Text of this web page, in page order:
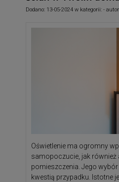
Dodano: 13-05-2024 w kategorii: -
Oświetlenie ma ogromny
samopoczucie, jak również
pomieszczenia. Jego
kwestią przypadku. Istotne